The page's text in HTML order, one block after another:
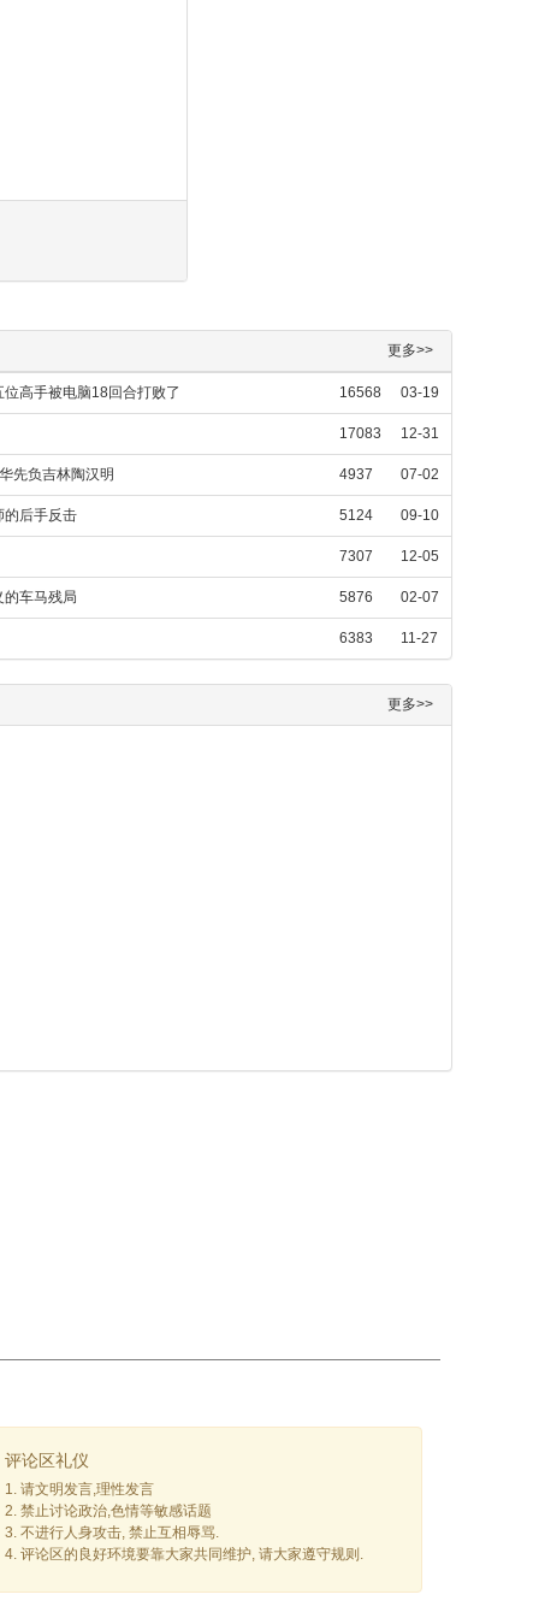
更多>>
高手被电脑18回合打败了 16568 03-19
17083 12-31
先负吉林陶汉明 4937 07-02
的后手反击 5124 09-10
7307 12-05
车马残局 5876 02-07
6383 11-27
更多>>
评论区礼仪
1. 请文明发言,理性发言
2. 禁止讨论政治,色情等敏感话题
3. 不进行人身攻击, 禁止互相辱骂.
4. 评论区的良好环境要靠大家共同维护, 请大家遵守规则.